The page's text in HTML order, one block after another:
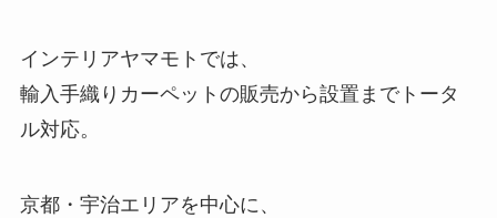
インテリアヤマモトでは、
輸入手織りカーペットの販売から設置までトータ
ル対応。
京都・宇治エリアを中心に、